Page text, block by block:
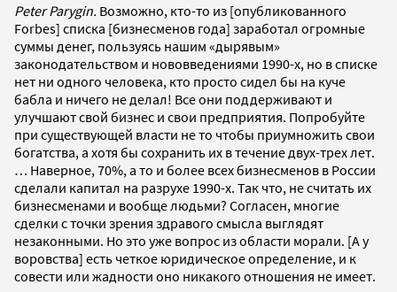
Peter Parygin. Возможно, кто-то из [опубликованного
Forbes] списка [бизнесменов года] заработал огромные
суммы денег, пользуясь нашим «дырявым»
законодательством и нововведениями 1990-х, но в списке
нет ни одного человека, кто просто сидел бы на куче
бабла и ничего не делал! Все они поддерживают и
улучшают свой бизнес и свои предприятия. Попробуйте
при существующей власти не то чтобы приумножить свои
богатства, а хотя бы сохранить их в течение двух-трех лет.
… Наверное, 70%, а то и более всех бизнесменов в России
сделали капитал на разрухе 1990-х. Так что, не считать их
бизнесменами и вообще людьми? Согласен, многие
сделки с точки зрения здравого смысла выглядят
незаконными. Но это уже вопрос из области морали. [А у
воровства] есть четкое юридическое определение, и к
совести или жадности оно никакого отношения не имеет.